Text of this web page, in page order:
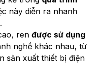
này diễn ra nhanh
ren được sử dụng
nghề khác nhau, từ
sản xuất thiết bị điện